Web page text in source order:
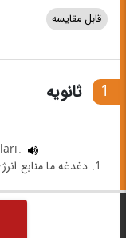
قابل مقایسه
1 ثانویه
1. دغدغه‌ ما منابع انرژی ثانویه است.